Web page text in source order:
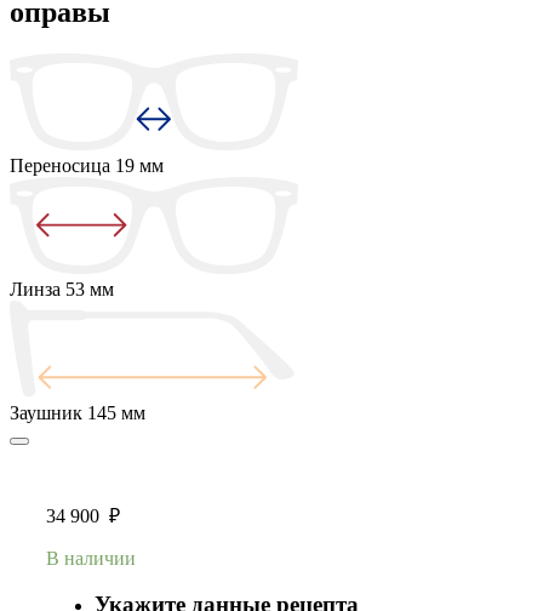
оправы
Переносица 19 мм
Линза 53 мм
Заушник 145 мм
34 900 ₽
В наличии
Укажите данные рецепта